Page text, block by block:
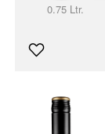
0.75 Ltr.